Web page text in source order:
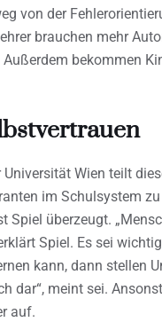
von der
brauchen mehr
bekommen
Wien teilt
im Schulsystem
Spiel überzeugt.
Spiel. Es sei
kann, dann stellen
dar“, meint sei.
auf.